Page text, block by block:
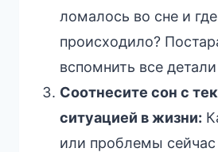
ломалось во сне и
происходило?
вспомнить все
Соотнесите сон с
ситуацией в жизни:
или проблемы сейчас